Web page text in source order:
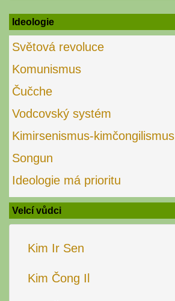
for:
Ideologie
Světová revoluce
Komunismus
Čučche
Vodcovský systém
Kimirsenismus-kimčongilismus
Songun
Ideologie má prioritu
Velcí vůdci
Kim Ir Sen
Kim Čong Il